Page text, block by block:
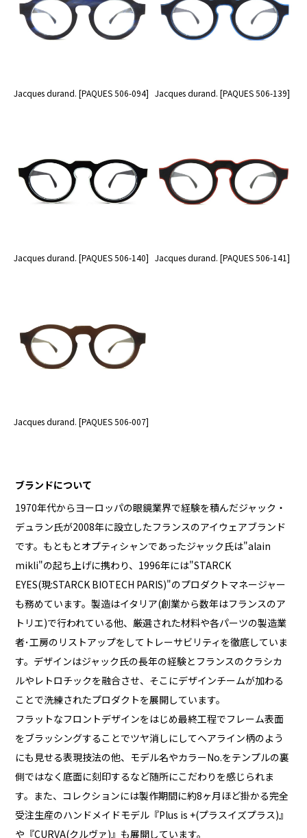
Jacques durand. [PAQUES 506-094] Jacques durand. [PAQUES 506-139]
Jacques durand. [PAQUES 506-140] Jacques durand. [PAQUES 506-141]
Jacques durand. [PAQUES 506-007]
ブランドについて
1970年代からヨーロッパの眼鏡業界で経験を積んだジャック・
デュラン氏が2008年に設立したフランスのアイウェアブランド
です。もともとオプティシャンであったジャック氏は"alain
mikli"の起ち上げに携わり、1996年には"STARCK
EYES(現:STARCK BIOTECH PARIS)"のプロダクトマネージャー
も務めています。製造はイタリア(創業から数年はフランスのア
トリエ)で行われている他、厳選された材料や各パーツの製造業
者･工房のリストアップをしてトレーサビリティを徹底していま
す。デザインはジャック氏の長年の経験とフランスのクラシカ
ルやレトロチックを融合させ、そこにデザインチームが加わる
ことで洗練されたプロダクトを展開しています。
フラットなフロントデザインをはじめ最終工程でフレーム表面
をブラッシングすることでツヤ消しにしてヘアライン柄のよう
にも見せる表現技法の他、モデル名やカラーNo.をテンプルの裏
側ではなく底面に刻印するなど随所にこだわりを感じられま
す。また、コレクションには製作期間に約8ヶ月ほど掛かる完全
受注生産のハンドメイドモデル『Plus is +(プラスイズプラス)』
や『CURVA(クルヴァ)』も展開しています。